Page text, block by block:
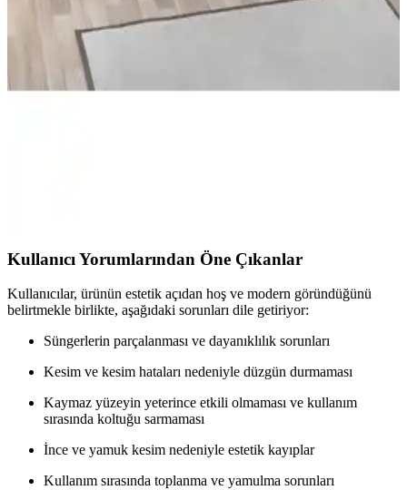
Koltuk ve Çekyat Örtüleri Karşılaştırması:
Malzeme, Özellikler ve Kullanıcı Yorumları
İki farklı koltuk örtüsü ürününün malzeme, kullanım kolaylığı ve
kullanıcı memnuniyeti açısından detaylı karşılaştırması, dayanıklı ve
Kullanıcı Yorumlarından Öne Çıkanlar
Kullanıcılar, ürünün estetik açıdan hoş ve modern göründüğünü
belirtmekle birlikte, aşağıdaki sorunları dile getiriyor:
Süngerlerin parçalanması ve dayanıklılık sorunları
Kesim ve kesim hataları nedeniyle düzgün durmaması
Kaymaz yüzeyin yeterince etkili olmaması ve kullanım
sırasında koltuğu sarmaması
İnce ve yamuk kesim nedeniyle estetik kayıplar
Kullanım sırasında toplanma ve yamulma sorunları